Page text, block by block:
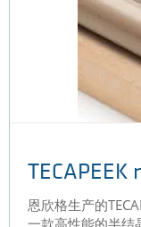
TECAPEEK
恩欣格生产的